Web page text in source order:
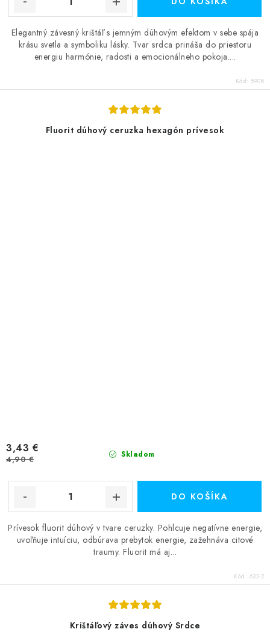
Elegantný závesný krištáľ s jemným dúhovým efektom v sebe spája
krásu svetla a symboliku lásky. Tvar srdca prináša do priestoru
energiu harmónie, radosti a emocionálneho pokoja....
Kód: 5908
Fluorit dúhový ceruzka hexagón prívesok
Skladom
3,43 €
4,90 €
DO KOŠÍKA
Prívesok fluorit dúhový v tvare ceruzky. Pohlcuje negatívne energie,
uvoľňuje intuíciu, odbúrava prebytok energie, zažehnáva citové
traumy. Fluorit má aj...
Kód: 632-2
Krištáľový záves dúhový Srdce